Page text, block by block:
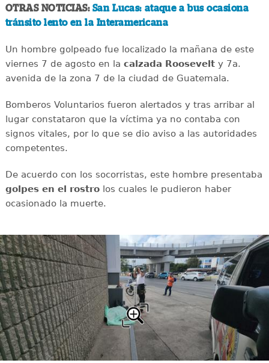
OTRAS NOTICIAS: San Lucas: ataque a bus ocasiona
tránsito lento en la Interamericana
Un hombre golpeado fue localizado la mañana de este
viernes 7 de agosto en la calzada Roosevelty 7a.
avenida de la zona 7 de la ciudad de Guatemala.
Bomberos Voluntarios fueron alertados y tras arribar al
lugar constataron que la víctima ya no contaba con
signos vitales, por lo que se dio aviso a las autoridades
competentes.
De acuerdo con los socorristas, este hombre presentaba
golpes en el rostrolos cuales le pudieron haber
ocasionado la muerte.